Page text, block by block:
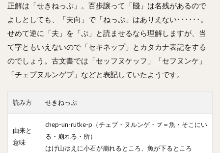
正解は「せきねっぷ」。百歩譲って「賤」は名残があるので
よしとしても、「夫向」で「ねっぷ」はありえない･･････。
せめて逆に「夫」を「ぷ」と読ませるなら理解しますが、当
て字ともいえないので「セキネップ」とカタカナ表記をする
のでしょう。古文書では「セッフヌケッフ」「セフヌンケ」
「チェプヌルンゲプ」などと表記していたようです。
読み方 せきねっぷ
由来と
意味
chep-un-rutke-p（チェプ・ヌルンゲ・ㇷ゚＝魚・そこにい
る・崩れる・所）
はげ山ゆえに小石が崩れるところ、魚が下るところ